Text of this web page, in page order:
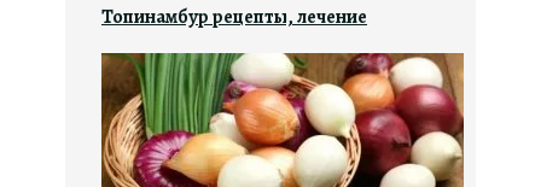
Топинамбур рецепты, лечение